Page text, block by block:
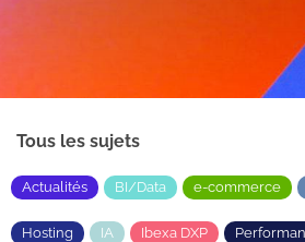
Tous les sujets
Actualités BI/Data e-commerce
Hosting IA Ibexa DXP